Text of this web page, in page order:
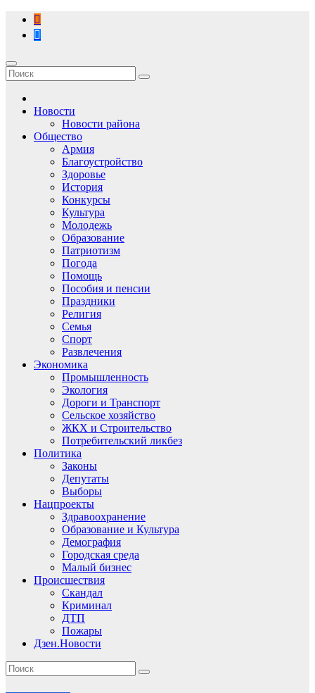
Перейти
содержимому
Новости
Новости района
Общество
Армия
Благоустройство
Здоровье
История
Конкурсы
Культура
Молодежь
Образование
Патриотизм
Погода
Помощь
Пособия и пенсии
Праздники
Религия
Семья
Спорт
Развлечения
Экономика
Промышленность
Экология
Дороги и Транспорт
Сельское хозяйство
ЖКХ и Строительство
Потребительский ликбез
Политика
Законы
Депутаты
Выборы
Нацпроекты
Здравоохранение
Образование и Культура
Демография
Городская среда
Малый бизнес
Происшествия
Скандал
Криминал
ДТП
Пожары
Дзен.Новости